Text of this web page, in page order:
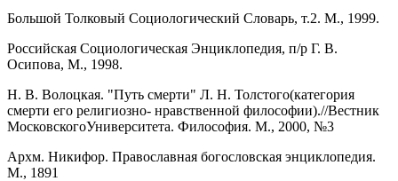
Большой Толковый Социологический Словарь, т.2. М., 1999.
Российская Социологическая Энциклопедия, п/р Г. В.
Осипова, М., 1998.
Н. В. Волоцкая. "Путь смерти" Л. Н. Толстого(категория
смерти его религиозно- нравственной философии).//Вестник
МосковскогоУниверситета. Философия. М., 2000, №3
Архм. Никифор. Православная богословская энциклопедия.
М., 1891